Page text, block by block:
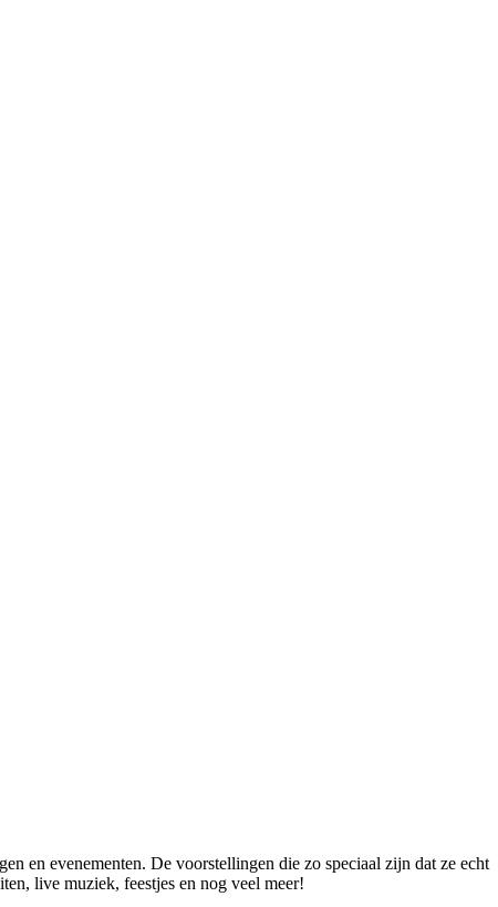
en evenementen. De voorstellingen die zo speciaal zijn dat ze echt
live muziek, feestjes en nog veel meer!